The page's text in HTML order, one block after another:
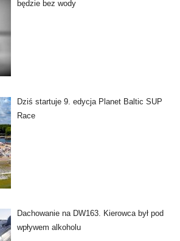
będzie bez wody
Dziś startuje 9. edycja Planet Baltic SUP
Race
Dachowanie na DW163. Kierowca był pod
wpływem alkoholu